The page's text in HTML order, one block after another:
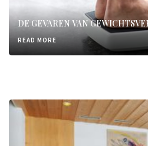
DE GEVAREN VAN
READ MORE